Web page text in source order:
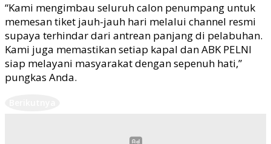
“Kami mengimbau seluruh calon penumpang untuk
memesan tiket jauh-jauh hari melalui channel resmi
supaya terhindar dari antrean panjang di pelabuhan.
Kami juga memastikan setiap kapal dan ABK PELNI
siap melayani masyarakat dengan sepenuh hati,”
pungkas Anda.